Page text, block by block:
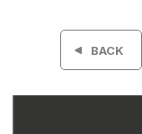
BACK